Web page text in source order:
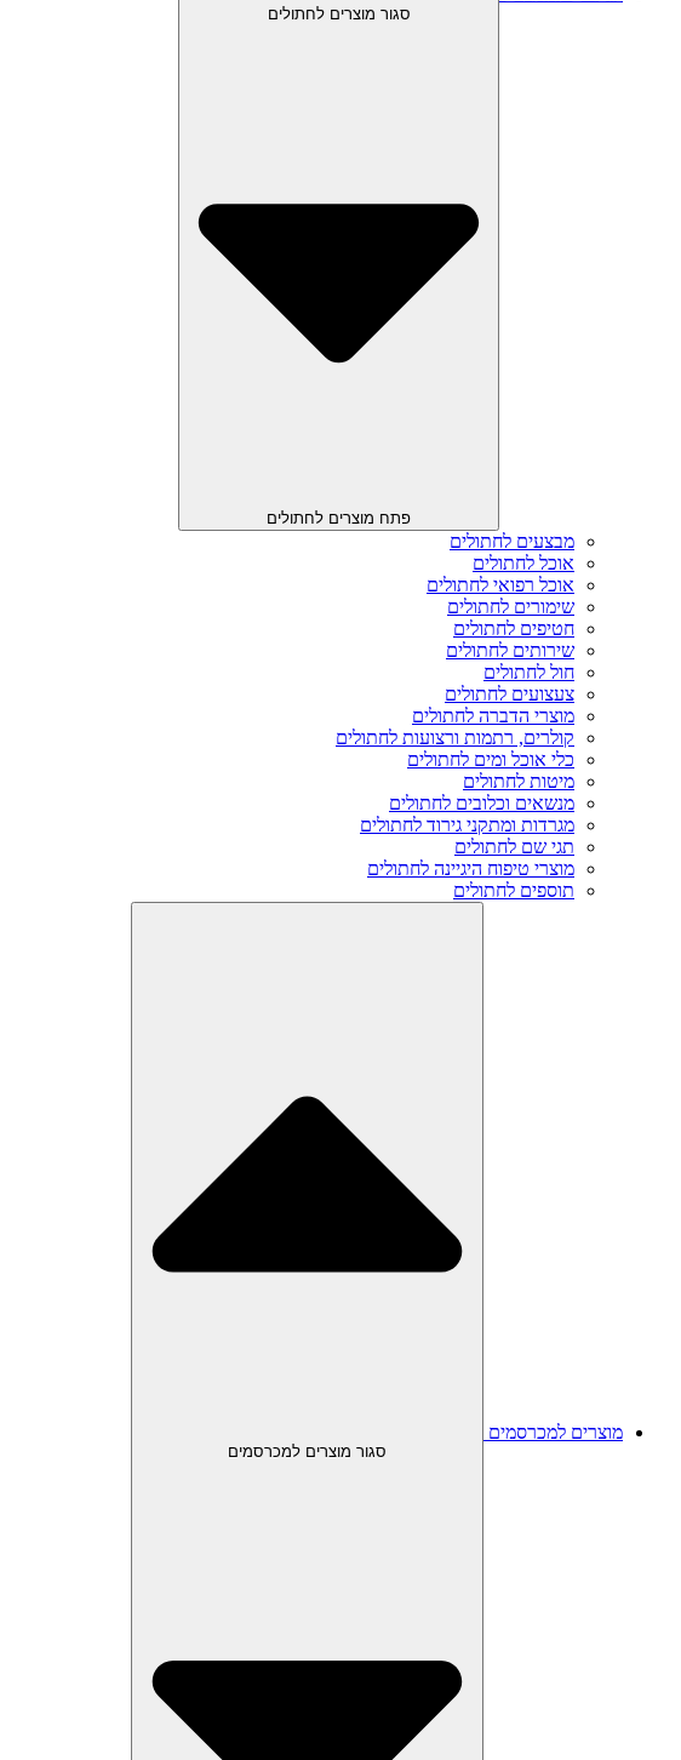
סגור מוצרים לחתולים
פתח מוצרים לחתולים
מבצעים לחתולים
אוכל לחתולים
אוכל רפואי לחתולים
שימורים לחתולים
חטיפים לחתולים
שירותים לחתולים
חול לחתולים
צעצועים לחתולים
מוצרי הדברה לחתולים
קולרים, רתמות ורצועות לחתולים
כלי אוכל ומים לחתולים
מיטות לחתולים
מנשאים וכלובים לחתולים
מגרדות ומתקני גירוד לחתולים
תגי שם לחתולים
מוצרי טיפוח היגיינה לחתולים
תוספים לחתולים
מוצרים למכרסמים
סגור מוצרים למכרסמים